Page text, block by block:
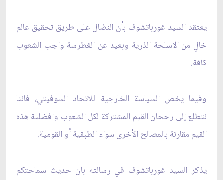
يعتقد السيد غورباتشوف بأن النضال على طريق تحقيق عالم
خالٍ من الاسلحة الذرية وبعيد عن الغطرسة واجب الشعوب
كافة.
وفيما يخص السياسة الخارجية للاتحاد السوفيتي، فاننا
نتطلع إلى رجحان القيم المشتركة لكل الشعوب وافضلية هذه
القيم مقارنة بالمصالح الأخرى سواء الطبقية أو القومية.
يذكر السيد غورباتشوف في رسالته بان حديث سماحتكم